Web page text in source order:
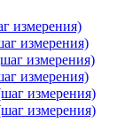
измерения)
измерения)
измерения)
измерения)
измерения)
измерения)